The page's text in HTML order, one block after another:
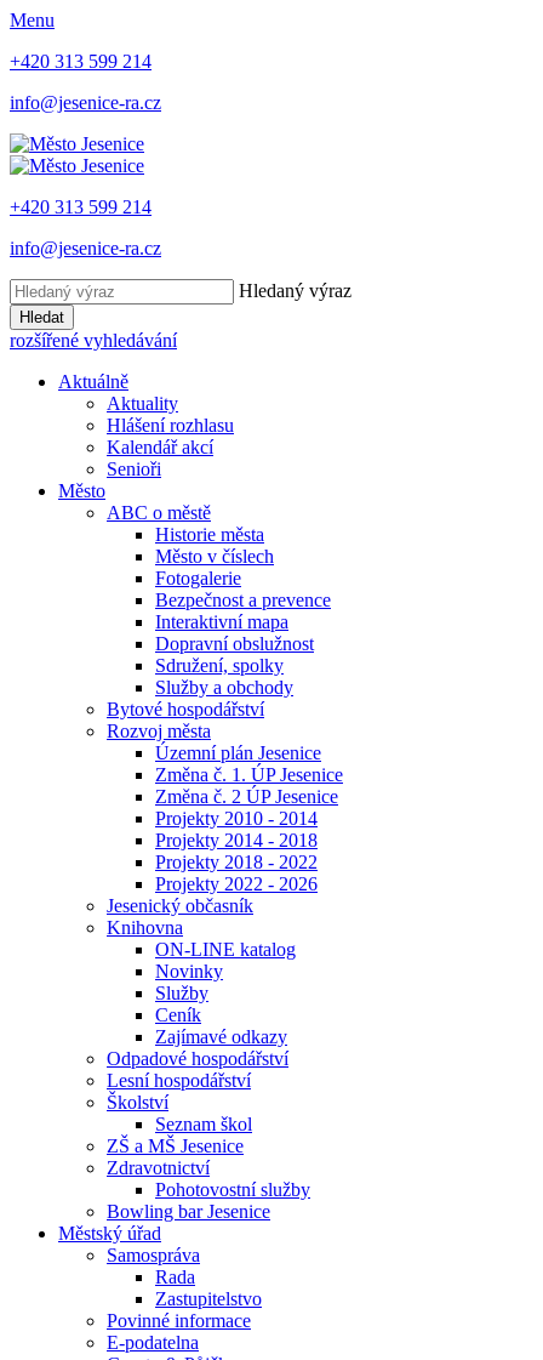
Menu
+420 313 599 214
info@jesenice-ra.cz
+420 313 599 214
info@jesenice-ra.cz
Hledaný výraz
Hledat
rozšířené vyhledávání
Aktuálně
Aktuality
Hlášení rozhlasu
Kalendář akcí
Senioři
Město
ABC o městě
Historie města
Město v číslech
Fotogalerie
Bezpečnost a prevence
Interaktivní mapa
Dopravní obslužnost
Sdružení, spolky
Služby a obchody
Bytové hospodářství
Rozvoj města
Územní plán Jesenice
Změna č. 1. ÚP Jesenice
Změna č. 2 ÚP Jesenice
Projekty 2010 - 2014
Projekty 2014 - 2018
Projekty 2018 - 2022
Projekty 2022 - 2026
Jesenický občasník
Knihovna
ON-LINE katalog
Novinky
Služby
Ceník
Zajímavé odkazy
Odpadové hospodářství
Lesní hospodářství
Školství
Seznam škol
ZŠ a MŠ Jesenice
Zdravotnictví
Pohotovostní služby
Bowling bar Jesenice
Městský úřad
Samospráva
Rada
Zastupitelstvo
Povinné informace
E-podatelna